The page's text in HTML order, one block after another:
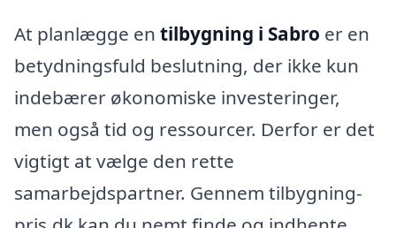
At planlægge en tilbygning i Sabro er en
betydningsfuld beslutning, der ikke kun
indebærer økonomiske investeringer,
men også tid og ressourcer. Derfor er det
vigtigt at vælge den rette
samarbejdspartner. Gennem tilbygning-